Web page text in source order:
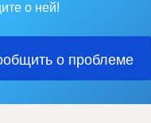
о ней!
о проблеме